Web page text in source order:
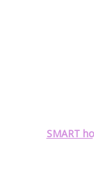
SMART